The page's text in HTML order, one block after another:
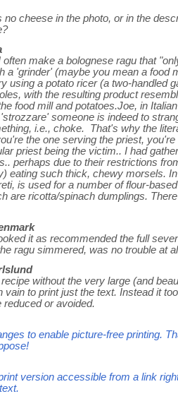
no cheese in the photo, or in the
make a bolognese ragu that
a 'grinder' (maybe you mean a food
using a potato ricer (a two-handled
with the resulting product
food mill and potatoes.Joe, in
someone is indeed to
i.e., choke. That's why the
the one serving the priest,
priest being the victim.. I had
perhaps due to their restrictions
eating such thick, chewy morsels.
is used for a number of flour-
are ricotta/spinach dumplings.
it as recommended the full
ragu simmered, was no trouble at
without the very large (and
vain to print just the text. Instead it
reduced or avoided.
to enable picture-free printing.
version accessible from a link